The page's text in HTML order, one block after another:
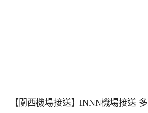
【關西機場接送】INNN機場接送